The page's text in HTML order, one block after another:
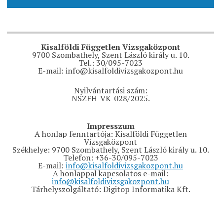
Kisalföldi Független Vizsgaközpont
9700 Szombathely, Szent László király u. 10.
Tel.: 30/095-7023
E-mail: info@kisalfoldivizsgakozpont.hu
Nyilvántartási szám:
NSZFH-VK-028/2025.
Impresszum
A honlap fenntartója: Kisalföldi Független
Vizsgaközpont
Székhelye: 9700 Szombathely, Szent László király u. 10.
Telefon: +36-30/095-7023
E-mail: info@kisalfoldivizsgakozpont.hu
A honlappal kapcsolatos e-mail:
info@kisalfoldivizsgakozpont.hu
Tárhelyszolgáltató: Digitop Informatika Kft.